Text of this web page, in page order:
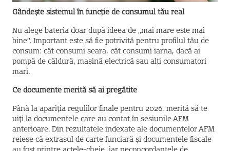
Gândește sistemul în funcție de consumul tău real
Nu alege bateria doar după ideea de „mai mare este mai
bine”. Important este să fie potrivită pentru profilul tău de
consum: cât consumi seara, cât consumi iarna, dacă ai
pompă de căldură, mașină electrică sau alți consumatori
mari.
Ce documente merită să ai pregătite
Până la apariția regulilor finale pentru 2026, merită să te
uiți la documentele care au contat în sesiunile AFM
anterioare. Din rezultatele indexate ale documentelor AFM
reiese că extrasul de carte funciară și documentele fiscale